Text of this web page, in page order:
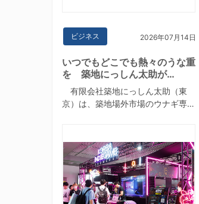
ビジネス 2026年07月14日
いつでもどこでも熱々のうな重
を 築地にっしん太助が…
有限会社築地にっしん太助（東
京）は、築地場外市場のウナギ専…